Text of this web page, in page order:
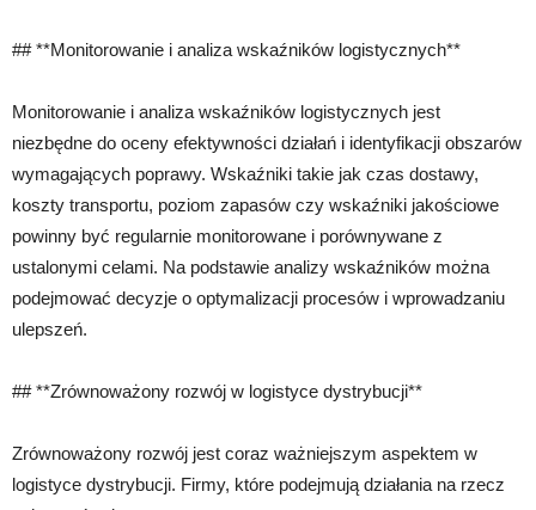
## **Monitorowanie i analiza wskaźników logistycznych**
Monitorowanie i analiza wskaźników logistycznych jest
niezbędne do oceny efektywności działań i identyfikacji obszarów
wymagających poprawy. Wskaźniki takie jak czas dostawy,
koszty transportu, poziom zapasów czy wskaźniki jakościowe
powinny być regularnie monitorowane i porównywane z
ustalonymi celami. Na podstawie analizy wskaźników można
podejmować decyzje o optymalizacji procesów i wprowadzaniu
ulepszeń.
## **Zrównoważony rozwój w logistyce dystrybucji**
Zrównoważony rozwój jest coraz ważniejszym aspektem w
logistyce dystrybucji. Firmy, które podejmują działania na rzecz